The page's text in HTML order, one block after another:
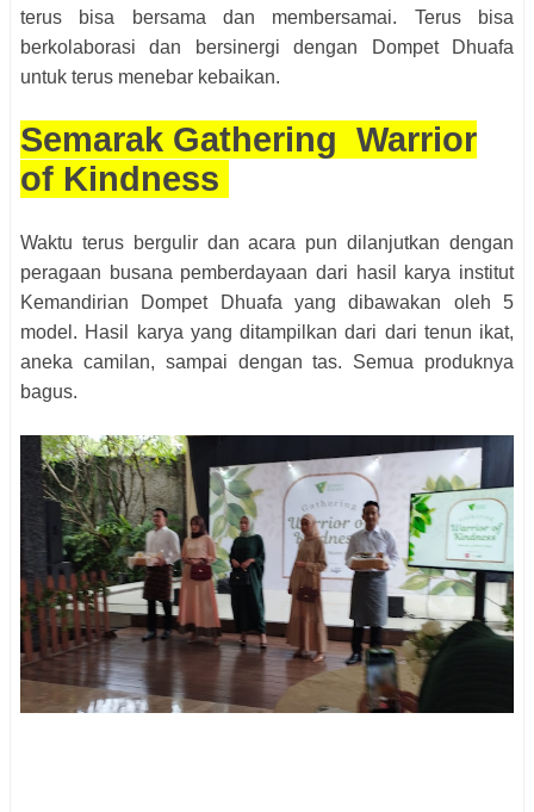
terus bisa bersama dan membersamai. Terus bisa
berkolaborasi dan bersinergi dengan Dompet Dhuafa
untuk terus menebar kebaikan.
Semarak Gathering Warrior
of Kindness
Waktu terus bergulir dan acara pun dilanjutkan dengan
peragaan busana pemberdayaan dari hasil karya institut
Kemandirian Dompet Dhuafa yang dibawakan oleh 5
model. Hasil karya yang ditampilkan dari dari tenun ikat,
aneka camilan, sampai dengan tas. Semua produknya
bagus.